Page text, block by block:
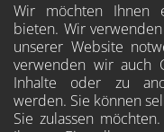
Wir möchten Ihnen
bieten. Wir
unserer Website
verwenden wir auch
Inhalte oder zu
werden. Sie können
Sie zulassen